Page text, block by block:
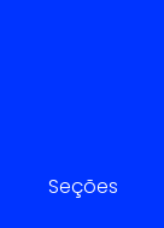
Seções